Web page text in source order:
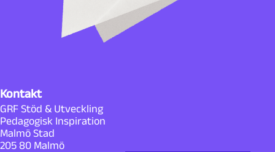
Kontakt
GRF Stöd & Utveckling
Pedagogisk Inspiration
Malmö Stad
205 80 Malmö